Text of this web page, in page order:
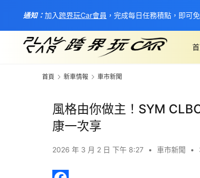
首頁 新車情報 車市新聞
風格由你做主！SYM
康一次享
2026 年 3 月 2 日 下午 8:27 • 車市新聞 •
通知：加入 跨界玩Car會員 ，完成每日任務積點，即可